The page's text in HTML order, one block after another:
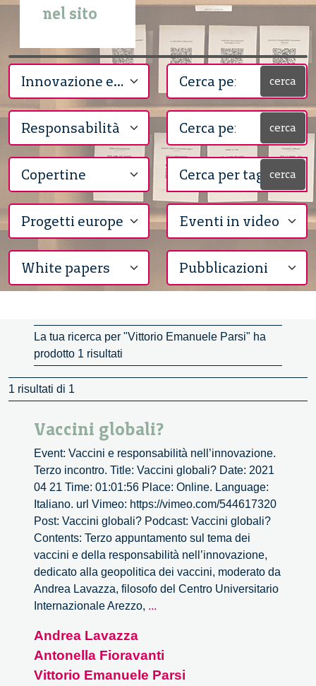
nel sito
cerca
cerca
cerca
La tua ricerca per "Vittorio Emanuele Parsi" ha
prodotto 1 risultati
1 risultati di 1
Vaccini globali?
Event: Vaccini e responsabilità nell’innovazione.
Terzo incontro. Title: Vaccini globali? Date: 2021
04 21 Time: 01:01:56 Place: Online. Language:
Italiano. url Vimeo: https://vimeo.com/544617320
Post: Vaccini globali? Podcast: Vaccini globali?
Contents: Terzo appuntamento sul tema dei
vaccini e della responsabilità nell’innovazione,
dedicato alla geopolitica dei vaccini, moderato da
Andrea Lavazza, filosofo del Centro Universitario
Internazionale Arezzo, ...
Andrea Lavazza
Antonella Fioravanti
Vittorio Emanuele Parsi